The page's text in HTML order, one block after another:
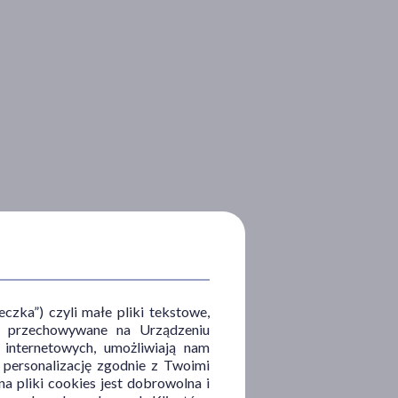
czyli małe pliki tekstowe,
na Urządzeniu
umożliwiają nam
zgodnie z Twoimi
pliki cookies jest dobrowolna i